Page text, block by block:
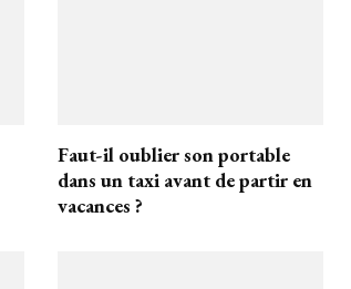
Faut-il oublier son portable
dans un taxi avant de partir en
vacances ?